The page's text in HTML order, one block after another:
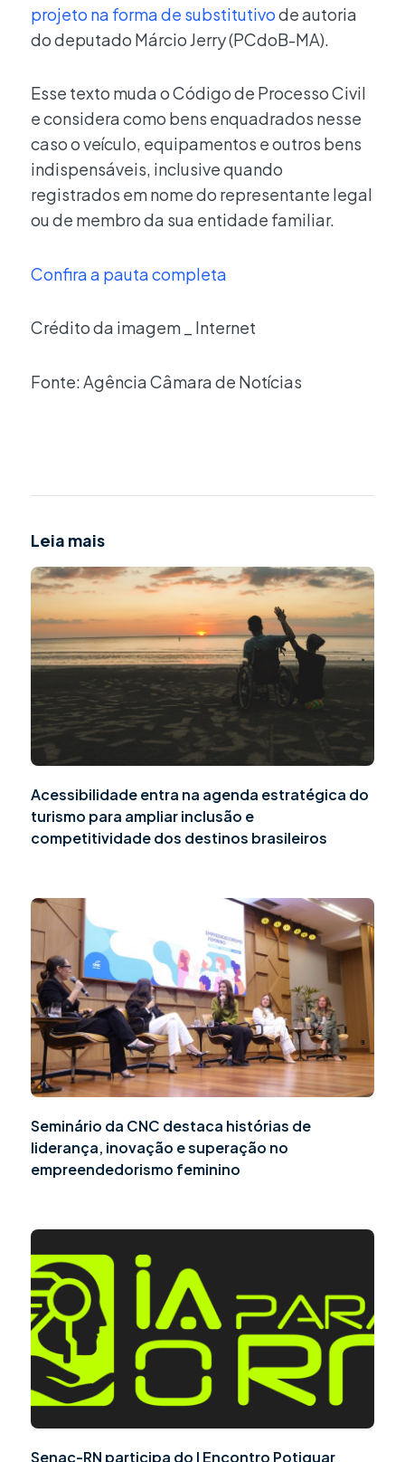
projeto na forma de substitutivode autoria
do deputado Márcio Jerry (PCdoB-MA).
Esse texto muda o Código de Processo Civil
e considera como bens enquadrados nesse
caso o veículo, equipamentos e outros bens
indispensáveis, inclusive quando
registrados em nome do representante legal
ou de membro da sua entidade familiar.
Confira a pauta completa
Crédito da imagem _ Internet
Fonte: Agência Câmara de Notícias
Leia mais
Acessibilidade entra na agenda estratégica do
turismo para ampliar inclusão e
competitividade dos destinos brasileiros
Seminário da CNC destaca histórias de
liderança, inovação e superação no
empreendedorismo feminino
Senac-RN participa do I Encontro Potiguar